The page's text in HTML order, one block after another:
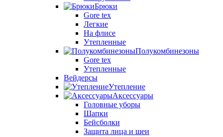
Брюки
Gore tex
Легкие
На флисе
Утепленные
Полукомбинезоны
Gore tex
Утепленные
Вейдерсы
Утепление
Аксессуары
Головные уборы
Шапки
Бейсболки
Защита лица и шеи